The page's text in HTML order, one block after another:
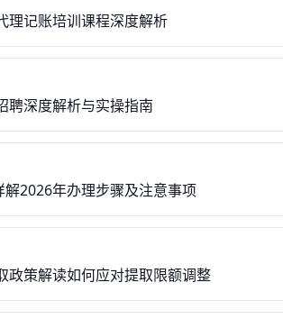
理记账培训课程深度解析
聘深度解析与实操指南
2026年办理步骤及注意事项
政策解读如何应对提取限额调整